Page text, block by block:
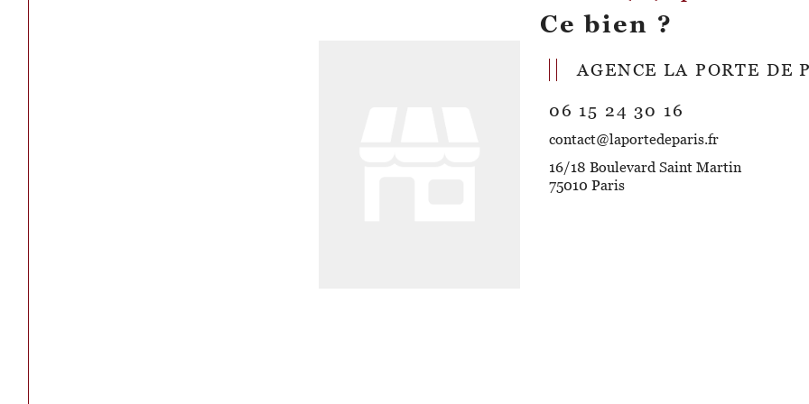
Ce bien ?
AGENCE LA PORTE DE
06 15 24 30 16
contact@laportedeparis.fr
16/18 Boulevard Saint Martin
75010 Paris